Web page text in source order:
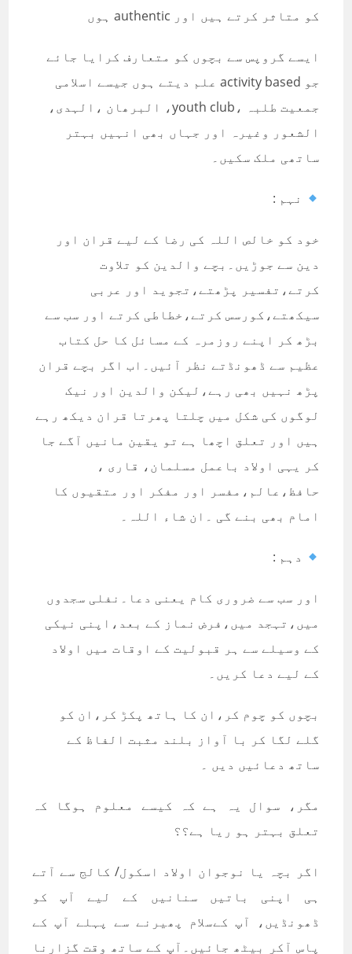
کو متاثر کرتے ہیں اور authentic ہوں
ایسے گروپس سے بچوں کو متعارف کرایا جائے
جو activity based علم دیتے ہوں جیسے اسلامی
جمعیت طلبہ ،youth club، البرھان ،الہدی،
الشعور وغیرہ اور جہاں بھی انہیں بہتر
ساتھی ملک سکیں۔
نہم :
خود کو خالص اللہ کی رضا کے لیے قران اور
دین سے جوڑیں۔بچے والدین کو تلاوت
کرتے،تفسیر پڑھتے،تجوید اور عربی
سیکھتے،کورسس کرتے،خطاطی کرتے اور سب سے
بڑھ کر اپنے روزمرہ کے مسائل کا حل کتاب
عظیم سے ڈھونڈتے نظر آئیں۔اب اگر بچے قران
پڑھ نہیں بھی رہے،لیکن والدین اور نیک
لوگوں کی شکل میں چلتا پھرتا قران دیکھ رہے
ہیں اور تعلق اچھا ہے تو یقین مانیں آگے جا
کر یہی اولاد باعمل مسلمان، قاری ،
حافظ،عالم،مفسر اور مفکر اور متقیوں کا
امام بھی بنے گی ۔ان شاء اللہ۔
دہم :
اور سب سے ضروری کام یعنی دعا۔نفلی سجدوں
میں،تہجد میں،فرض نماز کے بعد،اپنی نیکی
کے وسیلے سے ہر قبولیت کے اوقات میں اولاد
کے لیے دعا کریں۔
بچوں کو چوم کر،ان کا ہاتھ پکڑ کر،ان کو
گلے لگا کر با آواز بلند مثبت الفاظ کے
ساتھ دعائیں دیں ۔
مگر، سوال یہ ہے کہ کیسے معلوم ہوگا کہ
تعلق بہتر ہو ریا ہے؟؟
اگر بچہ یا نوجوان اولاد اسکول/ کالج سے آتے
ہی اپنی باتیں سنانیں کے لیے آپ کو
ڈھونڈیں، آپ کےسلام پھیرنے سے پہلے آپ کے
پاس آکر بیٹھ جائیں۔آپ کے ساتھ وقت گزارنا